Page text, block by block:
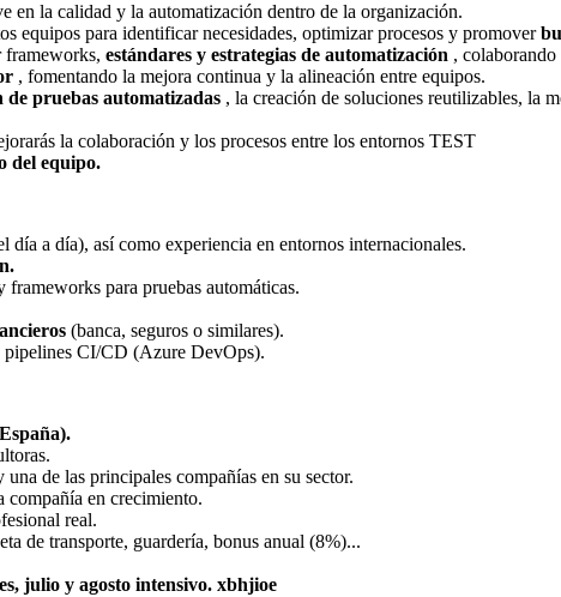
en la calidad y la automatización dentro de la organización.
equipos para identificar necesidades, optimizar procesos y promover
frameworks, estándares y estrategias de automatización ,
, fomentando la mejora continua y la alineación entre equipos.
de pruebas automatizadas , la creación de soluciones reutilizables, la
la colaboración y los procesos entre los entornos TEST
del equipo.
día a día), así como experiencia en entornos internacionales.
para pruebas automáticas.
(banca, seguros o similares).
CI/CD (Azure DevOps).
de las principales compañías en su sector.
compañía en crecimiento.
real.
de transporte, guardería, bonus anual (8%)...
julio y agosto intensivo. xbhjioe